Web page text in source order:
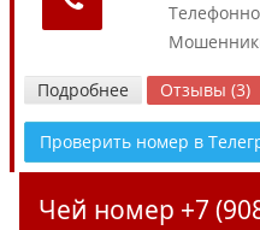
Подробнее Отзывы (3)
Проверить номер в
Чей номер +7